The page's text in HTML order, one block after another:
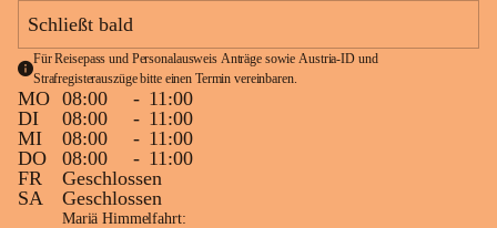
Schließt bald
Für Reisepass und Personalausweis Anträge sowie Austria-ID und
Strafregisterauszüge bitte einen Termin vereinbaren.
MO 08:00 - 11:00
DI
08:00 - 11:00
MI
08:00 - 11:00
DO
08:00 - 11:00
FR
Geschlossen
SA
Geschlossen
Mariä Himmelfahrt: